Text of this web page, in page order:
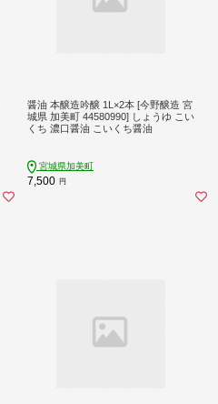
醤油 本醸造吟醸 1L×2本 [今野醸造 宮
城県 加美町 44580990] しょうゆ こい
くち 濃口醤油 こいくち醤油
宮城県加美町
7,500 円